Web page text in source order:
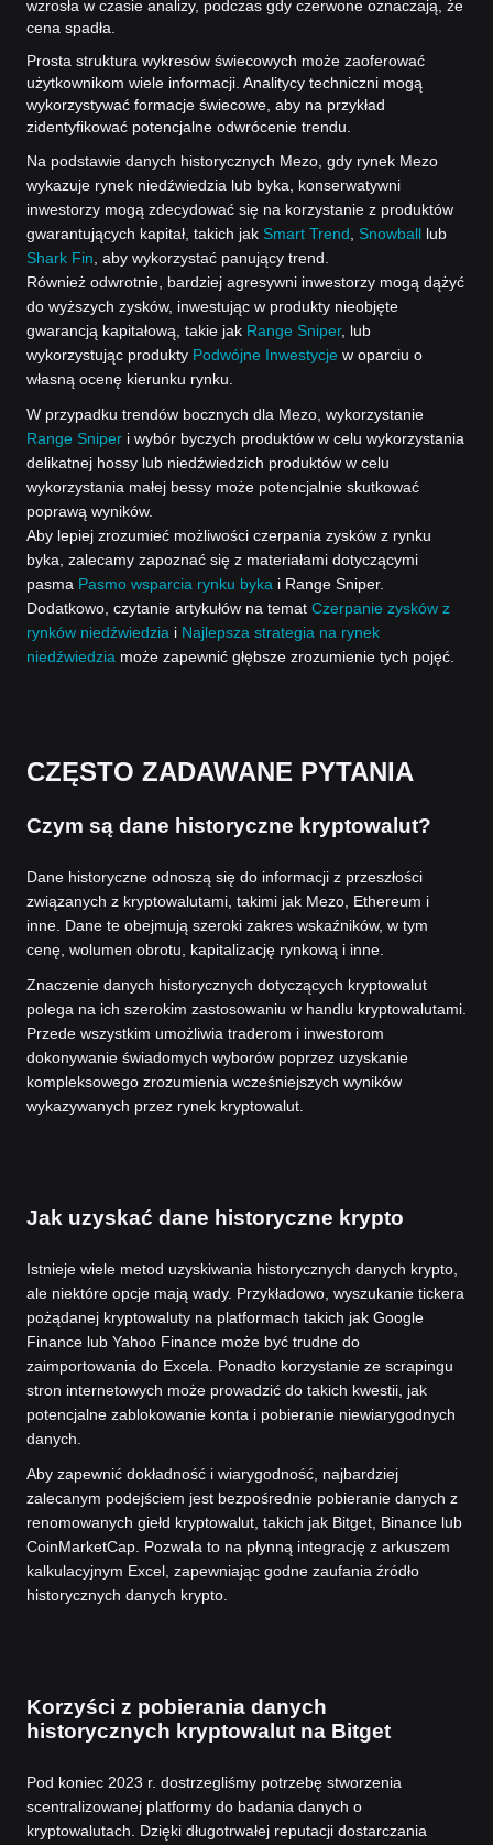
wzrosła w czasie analizy, podczas gdy czerwone oznaczają, że
cena spadła.
Prosta struktura wykresów świecowych może zaoferować
użytkownikom wiele informacji. Analitycy techniczni mogą
wykorzystywać formacje świecowe, aby na przykład
zidentyfikować potencjalne odwrócenie trendu.
Na podstawie danych historycznych Mezo, gdy rynek Mezo
wykazuje rynek niedźwiedzia lub byka, konserwatywni
inwestorzy mogą zdecydować się na korzystanie z produktów
gwarantujących kapitał, takich jak Smart Trend Snowball lub
Shark Fin , aby wykorzystać panujący trend.
Również odwrotnie, bardziej agresywni inwestorzy mogą dążyć
do wyższych zysków, inwestując w produkty nieobjęte
gwarancją kapitałową, takie jak Range Sniper, lub
wykorzystując produkty Podwójne Inwestycje w oparciu o
własną ocenę kierunku rynku.
W przypadku trendów bocznych dla Mezo, wykorzystanie
Range Sniper i wybór byczych produktów w celu wykorzystania
delikatnej hossy lub niedźwiedzich produktów w celu
wykorzystania małej bessy może potencjalnie skutkować
poprawą wyników.
Aby lepiej zrozumieć możliwości czerpania zysków z rynku
byka, zalecamy zapoznać się z materiałami dotyczącymi
pasma Pasmo wsparcia rynku byka i Range Sniper.
Dodatkowo, czytanie artykułów na temat Czerpanie zysków z
rynków niedźwiedzia i Najlepsza strategia na rynek
niedźwiedzia może zapewnić głębsze zrozumienie tych pojęć.
CZĘSTO ZADAWANE PYTANIA
Czym są dane historyczne kryptowalut?
Dane historyczne odnoszą się do informacji z przeszłości
związanych z kryptowalutami, takimi jak Mezo, Ethereum i
inne. Dane te obejmują szeroki zakres wskaźników, w tym
cenę, wolumen obrotu, kapitalizację rynkową i inne.
Znaczenie danych historycznych dotyczących kryptowalut
polega na ich szerokim zastosowaniu w handlu kryptowalutami.
Przede wszystkim umożliwia traderom i inwestorom
dokonywanie świadomych wyborów poprzez uzyskanie
kompleksowego zrozumienia wcześniejszych wyników
wykazywanych przez rynek kryptowalut.
Jak uzyskać dane historyczne krypto
Istnieje wiele metod uzyskiwania historycznych danych krypto,
ale niektóre opcje mają wady. Przykładowo, wyszukanie tickera
pożądanej kryptowaluty na platformach takich jak Google
Finance lub Yahoo Finance może być trudne do
zaimportowania do Excela. Ponadto korzystanie ze scrapingu
stron internetowych może prowadzić do takich kwestii, jak
potencjalne zablokowanie konta i pobieranie niewiarygodnych
danych.
Aby zapewnić dokładność i wiarygodność, najbardziej
zalecanym podejściem jest bezpośrednie pobieranie danych z
renomowanych giełd kryptowalut, takich jak Bitget, Binance lub
CoinMarketCap. Pozwala to na płynną integrację z arkuszem
kalkulacyjnym Excel, zapewniając godne zaufania źródło
historycznych danych krypto.
Korzyści z pobierania danych
historycznych kryptowalut na Bitget
Pod koniec 2023 r. dostrzegliśmy potrzebę stworzenia
scentralizowanej platformy do badania danych o
kryptowalutach. Dzięki długotrwałej reputacji dostarczania